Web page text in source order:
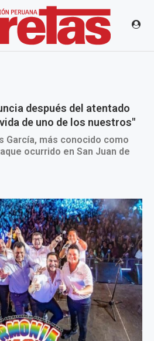
después del atentado
de uno de los nuestros"
García, más conocido como
ocurrido en San Juan de